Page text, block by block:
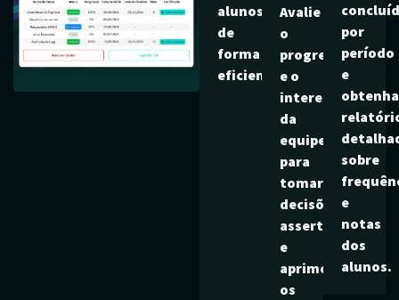
alunos
de
forma
eficiente
Avalie
o
progresso
e o
interesse
da
equipe
para
tomar
decisões
assertivas
e
aprimorar
os
por
período
e
obtenha
sobre
e
notas
dos
alunos.